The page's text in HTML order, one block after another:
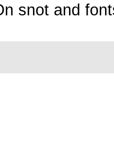
snot and